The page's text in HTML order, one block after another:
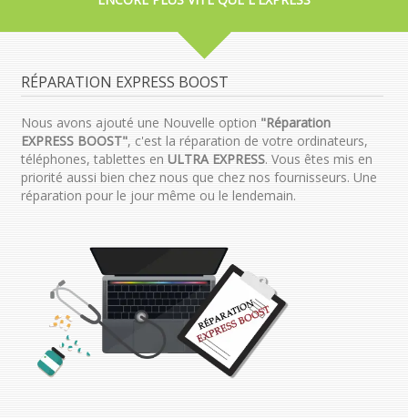
RÉPARATION EXPRESS BOOST
Nous avons ajouté une Nouvelle option "Réparation
EXPRESS BOOST", c'est la réparation de votre ordinateurs,
téléphones, tablettes en ULTRA EXPRESS. Vous êtes mis en
priorité aussi bien chez nous que chez nos fournisseurs. Une
réparation pour le jour même ou le lendemain.